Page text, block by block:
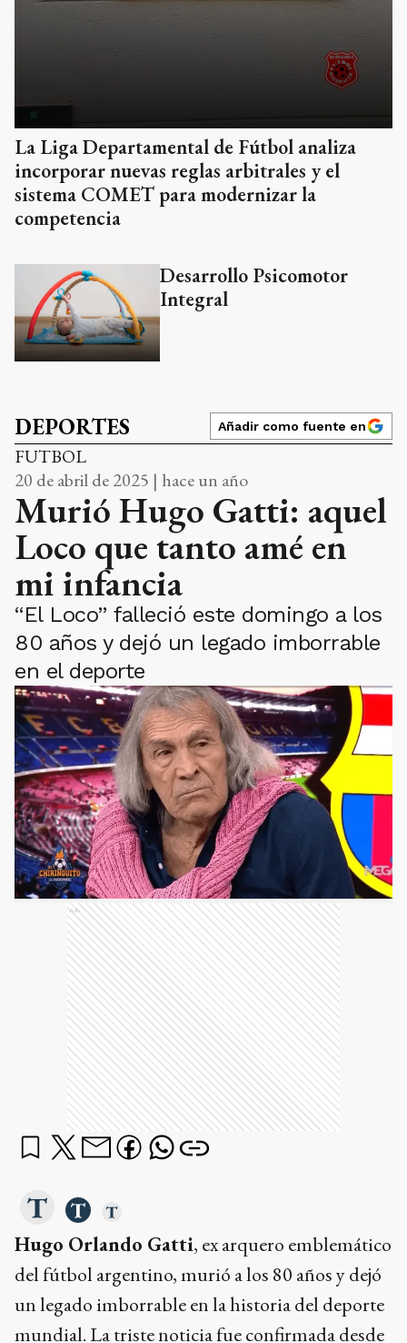
La Liga Departamental de Fútbol analiza
incorporar nuevas reglas arbitrales y el
sistema COMET para modernizar la
competencia
Desarrollo Psicomotor
Integral
DEPORTES Añadir como fuente en
FUTBOL
20 de abril de 2025 | hace un año
Murió Hugo Gatti: aquel
Loco que tanto amé en
mi infancia
“El Loco” falleció este domingo a los
80 años y dejó un legado imborrable
en el deporte
Ads
Hugo Orlando Gatti, ex arquero emblemático
del fútbol argentino, murió a los 80 años y dejó
un legado imborrable en la historia del deporte
mundial. La triste noticia fue confirmada desde